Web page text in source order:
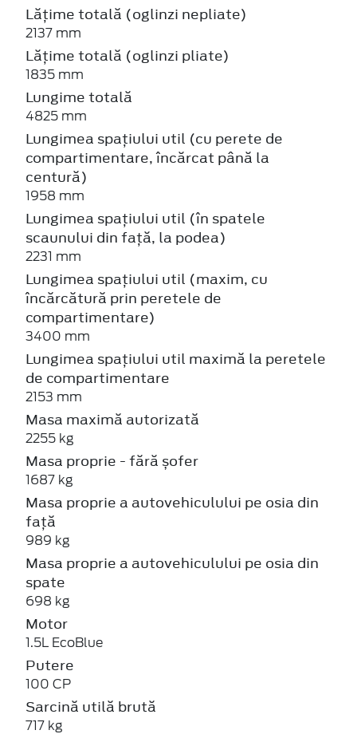
Lățime totală (oglinzi nepliate)
2137 mm
Lățime totală (oglinzi pliate)
1835 mm
Lungime totală
4825 mm
Lungimea spațiului util (cu perete de
compartimentare, încărcat până la
centură)
1958 mm
Lungimea spațiului util (în spatele
scaunului din față, la podea)
2231 mm
Lungimea spațiului util (maxim, cu
încărcătură prin peretele de
compartimentare)
3400 mm
Lungimea spațiului util maximă la peretele
de compartimentare
2153 mm
Masa maximă autorizată
2255 kg
Masa proprie - fără șofer
1687 kg
Masa proprie a autovehiculului pe osia din
față
989 kg
Masa proprie a autovehiculului pe osia din
spate
698 kg
Motor
1.5L EcoBlue
Putere
100 CP
Sarcină utilă brută
717 kg